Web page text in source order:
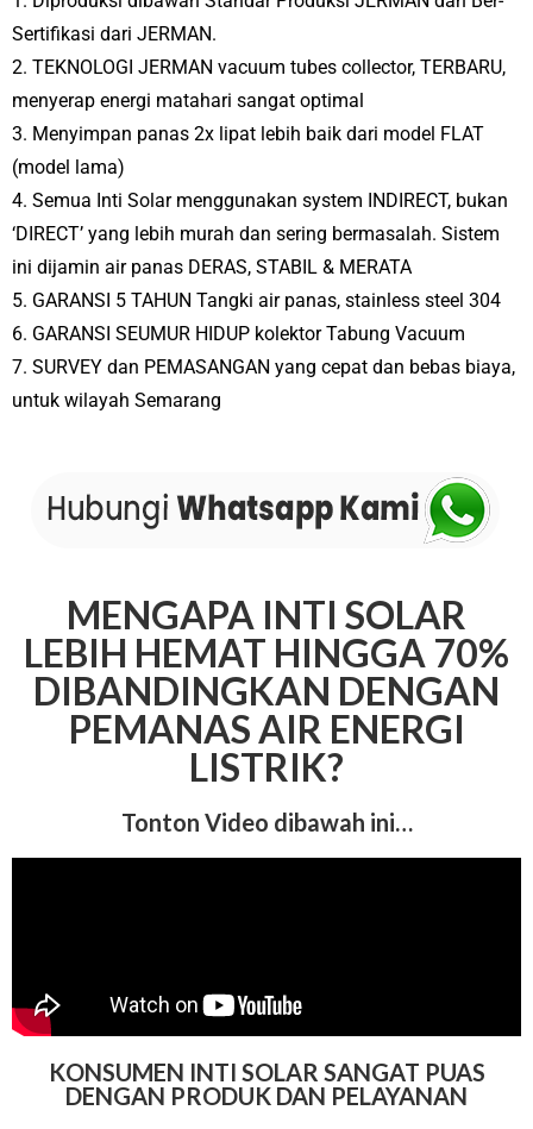
Sertifikasi dari JERMAN.
2. TEKNOLOGI JERMAN vacuum tubes collector, TERBARU,
menyerap energi matahari sangat optimal
3. Menyimpan panas 2x lipat lebih baik dari model FLAT
(model lama)
4. Semua Inti Solar menggunakan system INDIRECT, bukan
‘DIRECT’ yang lebih murah dan sering bermasalah. Sistem
ini dijamin air panas DERAS, STABIL & MERATA
5. GARANSI 5 TAHUN Tangki air panas, stainless steel 304
6. GARANSI SEUMUR HIDUP kolektor Tabung Vacuum
7. SURVEY dan PEMASANGAN yang cepat dan bebas biaya,
untuk wilayah Semarang
MENGAPA INTI SOLAR
LEBIH HEMAT HINGGA 70%
DIBANDINGKAN DENGAN
PEMANAS AIR ENERGI
LISTRIK?
Tonton Video dibawah ini…
KONSUMEN INTI SOLAR SANGAT PUAS
DENGAN PRODUK DAN PELAYANAN